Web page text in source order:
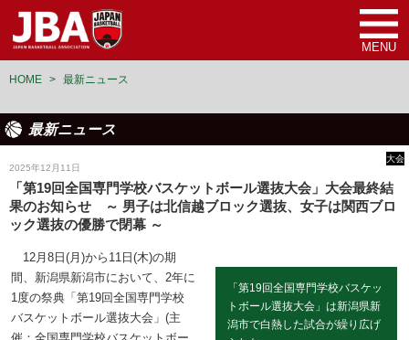
MENU
HOME > 最新ニュース
最新ニュース
2025年12月11日
大会
「第19回全国専門学校バスケットボール選抜大会」大会最終結
果のお知らせ ～ 男子は北信越ブロック選抜、女子は関西ブロ
ック選抜の優勝で閉幕 ～
「第19回全国専門学校バスケッ
トボール選抜大会」は新潟県新
潟市で白熱した試合が繰り広げ
12月8日(月)から11日(木)の期
間、新潟県新潟市において、2年に
1度の祭典「第19回全国専門学校
バスケットボール選抜大会」(主